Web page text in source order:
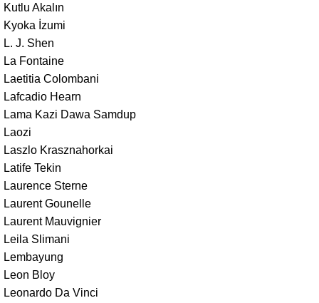
Kutlu Akalın
Kyoka İzumi
L. J. Shen
La Fontaine
Laetitia Colombani
Lafcadio Hearn
Lama Kazi Dawa Samdup
Laozi
Laszlo Krasznahorkai
Latife Tekin
Laurence Sterne
Laurent Gounelle
Laurent Mauvignier
Leila Slimani
Lembayung
Leon Bloy
Leonardo Da Vinci